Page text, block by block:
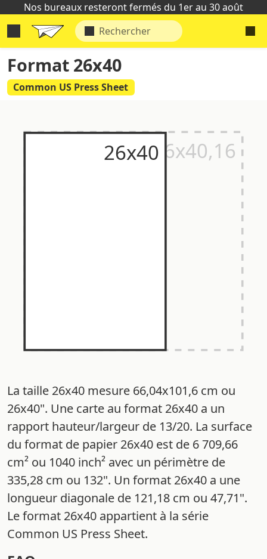
Nos bureaux resteront fermés du 1er au 30 août
Format 26x40
Common US Press Sheet
La taille 26x40 mesure 66,04x101,6 cm ou
26x40". Une carte au format 26x40 a un
rapport hauteur/largeur de 13/20. La surface
du format de papier 26x40 est de 6 709,66
cm² ou 1040 inch² avec un périmètre de
335,28 cm ou 132". Un format 26x40 a une
longueur diagonale de 121,18 cm ou 47,71".
Le format 26x40 appartient à la série
Common US Press Sheet.